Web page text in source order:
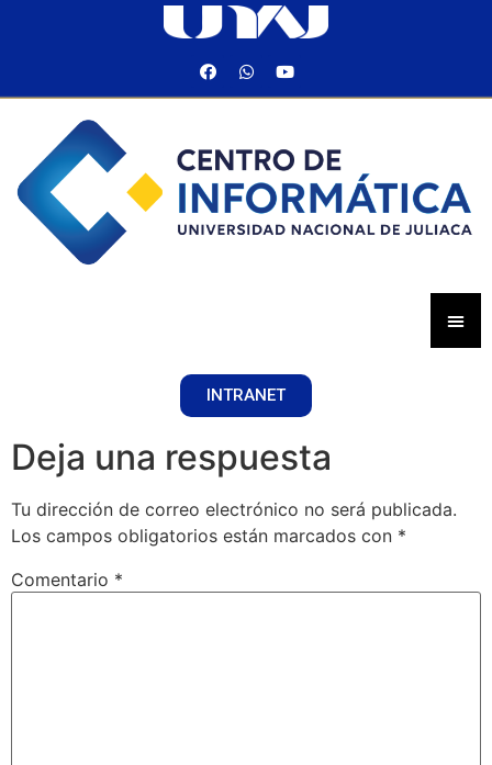
INTRANET
Deja una respuesta
Tu dirección de correo electrónico no será publicada.
Los campos obligatorios están marcados con *
Comentario *